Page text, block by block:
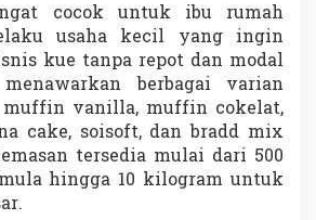
cocok untuk ibu rumah
usaha kecil yang ingin
kue tanpa repot dan modal
berbagai varian
vanilla, muffin cokelat,
cake, soisoft, dan bradd mix
tersedia mulai dari 500
hingga 10 kilogram untuk